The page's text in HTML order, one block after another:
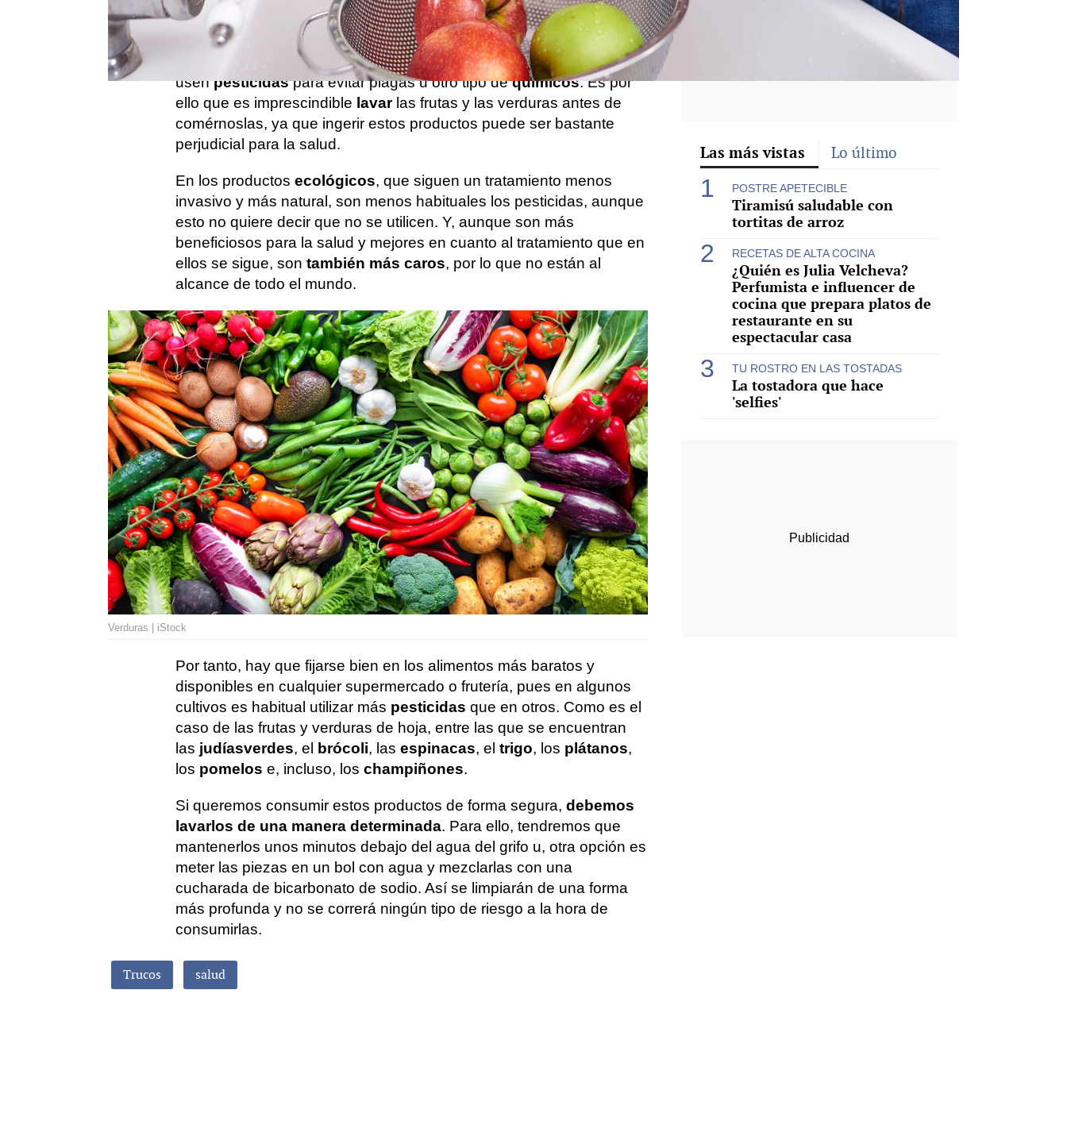
en nuestra dieta y que son muy buenos para nuestro cuerpo. Sin
embargo, suelen pasar desapercibidos losprocedimientos
a los
que se someten para conservar su buen estado. Es habitual que se
usenpesticidaspara evitar plagas u otro tipo dequímicos. Es por
ello que es imprescindible lavarlas frutas y las verduras antes de
comérnoslas, ya que ingerir estos productos puede ser bastante
perjudicial para la salud.
En los productos ecológicos, que siguen un tratamiento menos
invasivo y más natural, son menos habituales los pesticidas, aunque
esto no quiere decir que no se utilicen. Y, aunque son más
beneficiosos para la salud y mejores en cuanto al tratamiento que en
ellos se sigue, son también más caros, por lo que no están al
alcance de todo el mundo.
Verduras | iStock
Por tanto, hay que fijarse bien en los alimentos más baratos y
disponibles en cualquier supermercado o frutería, pues en algunos
cultivos es habitual utilizar más pesticidas que en otros. Como es el
caso de las frutas y verduras de hoja, entre las que se encuentran
las judíasverdes, el brócoli, las espinacas, el trigo, los plátanos,
los pomelos e, incluso, los champiñones.
Si queremos consumir estos productos de forma segura, debemos
lavarlos de una manera determinada. Para ello, tendremos que
mantenerlos unos minutos debajo del agua del grifo u, otra opción es
meter las piezas en un bol con agua y mezclarlas con una
cucharada de bicarbonato de sodio. Así se limpiarán de una forma
más profunda y no se correrá ningún tipo de riesgo a la hora de
consumirlas.
Trucos salud
Las más vistas Lo último
POSTRE APETECIBLE
Tiramisú saludable con
tortitas de arroz
RECETAS DE ALTA COCINA
¿Quién es Julia Velcheva?
Perfumista e influencer de
cocina que prepara platos de
restaurante en su
espectacular casa
TU ROSTRO EN LAS TOSTADAS
La tostadora que hace
'selfies'